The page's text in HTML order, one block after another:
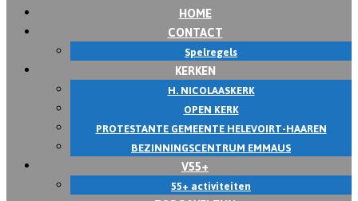
HOME
CONTACT
Spelregels
KERKEN
H. NICOLAASKERK
OPEN KERK
PROTESTANTE GEMEENTE HELEVOIRT-HAAREN
BEZINNINGSCENTRUM EMMAUS
V55+
55+ activiteiten